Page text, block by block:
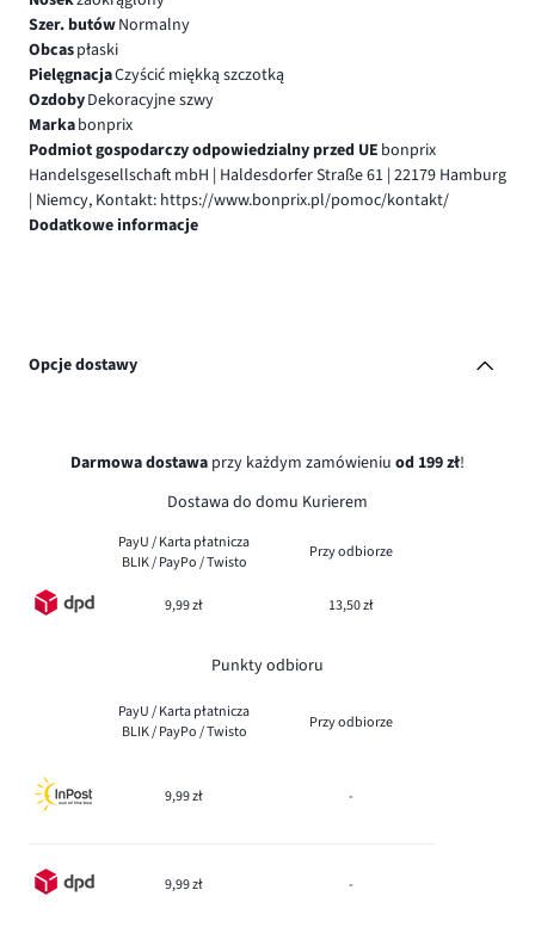
Szer. butówNormalny
Obcaspłaski
PielęgnacjaCzyścić miękką szczotką
OzdobyDekoracyjne szwy
Markabonprix
Podmiot gospodarczy odpowiedzialny przed UE bonprix
Handelsgesellschaft mbH | Haldesdorfer Straße 61 | 22179 Hamburg
| Niemcy, Kontakt: https://www.bonprix.pl/pomoc/kontakt/
Dodatkowe informacje
Opcje dostawy
Darmowa dostawa przy każdym zamówieniu od 199 zł!
Dostawa do domu Kurierem
PayU / Karta płatnicza
BLIK / PayPo / Twisto
Przy odbiorze
9,99 zł 13,50 zł
Punkty odbioru
PayU / Karta płatnicza
BLIK / PayPo / Twisto
Przy odbiorze
9,99 zł -
9,99 zł -